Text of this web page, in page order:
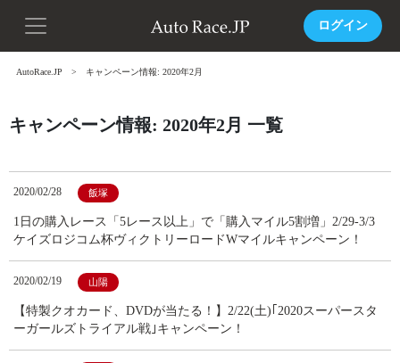
ログイン
AutoRace.JP キャンペーン情報: 2020年2月
キャンペーン情報: 2020年2月 一覧
2020/02/28 飯塚
1日の購入レース「5レース以上」で「購入マイル5割増」2/29-3/3
ケイズロジコム杯ヴィクトリーロードWマイルキャンペーン！
2020/02/19 山陽
【特製クオカード、DVDが当たる！】2/22(土)｢2020スーパースタ
ーガールズトライアル戦｣キャンペーン！